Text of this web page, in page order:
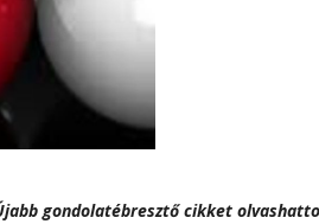
gondolatébresztő cikket